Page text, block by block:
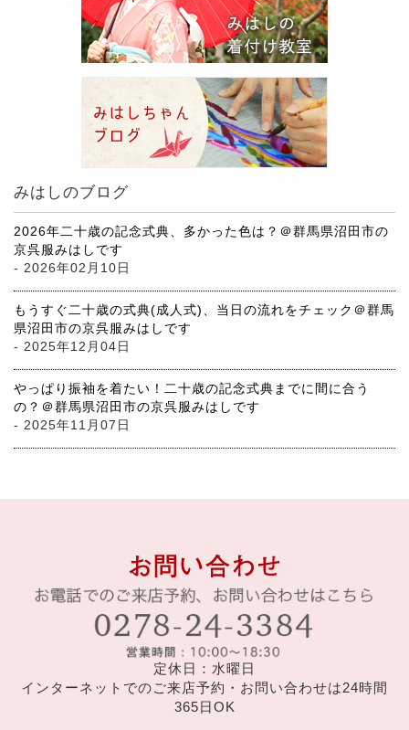
みはしのブログ
2026年二十歳の記念式典、多かった色は？＠群馬県沼田市の
京呉服みはしです
- 2026年02月10日
もうすぐ二十歳の式典(成人式)、当日の流れをチェック＠群馬
県沼田市の京呉服みはしです
- 2025年12月04日
やっぱり振袖を着たい！二十歳の記念式典までに間に合う
の？＠群馬県沼田市の京呉服みはしです
- 2025年11月07日
定休日：水曜日
インターネットでのご来店予約・お問い合わせは24時間
365日OK